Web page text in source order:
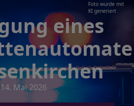
Foto wurde mit
KI generiert
eines
14. Mai 2026